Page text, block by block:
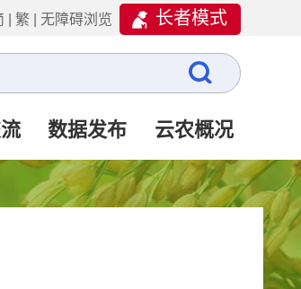
繁| 无障碍浏览 长者模式
数据发布 云农概况